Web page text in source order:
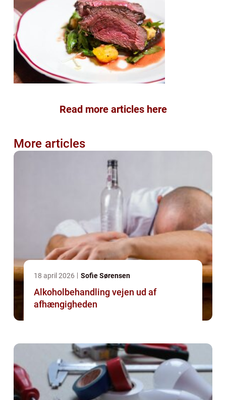
Read more articles here
More articles
18 april 2026 Sofie Sørensen
Alkoholbehandling vejen ud af
afhængigheden